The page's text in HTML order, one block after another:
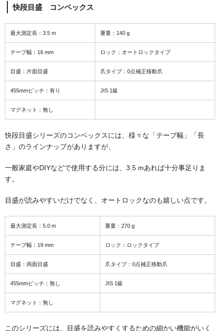
快段目盛 コンベックス
最大測定長：3.5 m 重量：140 g
テープ幅：16 mm ロック：オートロックタイプ
目盛：片面目盛 爪タイプ：0点補正移動爪
455mmピッチ：有り JIS 1級
マグネット：無し
快段目盛シリーズのコンベックスには、様々な「テープ幅」「長
さ」のラインナップがありますが、
一般家庭やDIYなどで使用する分には、3.5 mあれば十分事足りま
す。
目盛が読みやすいだけでなく、オートロックなのも嬉しい点です。
最大測定長：5.0 m 重量：270 g
テープ幅：19 mm ロック：ロックタイプ
目盛：両面目盛 爪タイプ：0点補正移動爪
455mmピッチ：無し JIS 1級
マグネット：無し
このシリーズには、目盛を読みやすくするための細かい機能がいく